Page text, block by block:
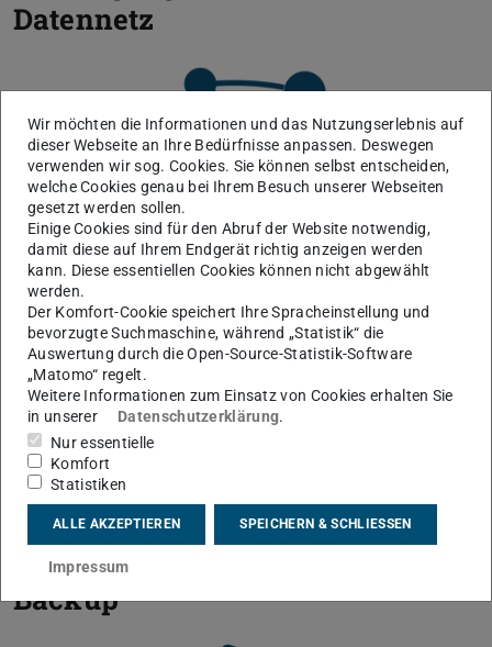
Datennetz
Datenspeicher und
Backup
Zurück
Wir möchten die Informationen und das Nutzungserlebnis auf
dieser Webseite an Ihre Bedürfnisse anpassen. Deswegen
verwenden wir sog. Cookies. Sie können selbst entscheiden,
welche Cookies genau bei Ihrem Besuch unserer Webseiten
gesetzt werden sollen.
Einige Cookies sind für den Abruf der Website notwendig,
damit diese auf Ihrem Endgerät richtig anzeigen werden
kann. Diese essentiellen Cookies können nicht abgewählt
werden.
Der Komfort-Cookie speichert Ihre Spracheinstellung und
bevorzugte Suchmaschine, während „Statistik“ die
Auswertung durch die Open-Source-Statistik-Software
„Matomo“ regelt.
Weitere Informationen zum Einsatz von Cookies erhalten Sie
in unserer
Datenschutzerklärung.
Nur essentielle
Komfort
Statistiken
ALLE AKZEPTIEREN SPEICHERN & SCHLIESSEN
Impressum